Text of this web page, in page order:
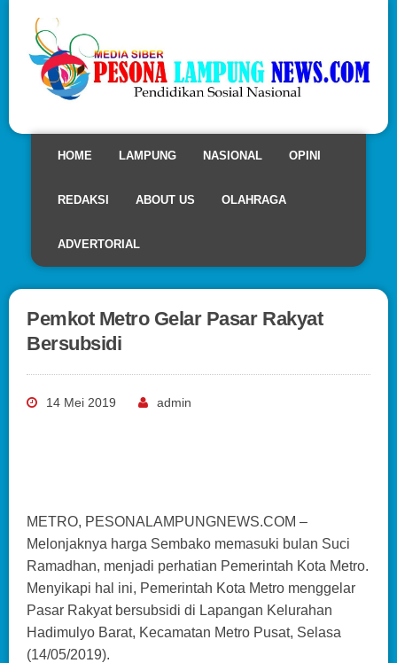
HOME LAMPUNG NASIONAL OPINI
REDAKSI ABOUT US OLAHRAGA
ADVERTORIAL
Pemkot Metro Gelar Pasar Rakyat
Bersubsidi
14 Mei 2019 admin
METRO, PESONALAMPUNGNEWS.COM –
Melonjaknya harga Sembako memasuki bulan Suci
Ramadhan, menjadi perhatian Pemerintah Kota Metro.
Menyikapi hal ini, Pemerintah Kota Metro menggelar
Pasar Rakyat bersubsidi di Lapangan Kelurahan
Hadimulyo Barat, Kecamatan Metro Pusat, Selasa
(14/05/2019).